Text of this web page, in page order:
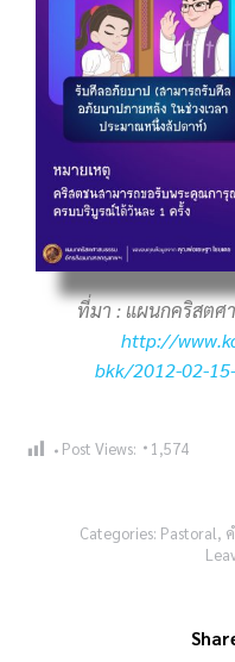
ที่มา : แผนกคริสตศ
http://
bkk/2012-02-
Post Views: 1,574
Categories: Pastoral,